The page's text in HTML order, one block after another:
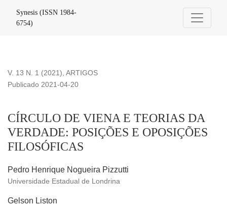
Synesis (ISSN 1984-
6754)
V. 13 N. 1 (2021), ARTIGOS
CÍRCULO DE VIENA E TEORIAS DA
VERDADE: POSIÇÕES E OPOSIÇÕES
FILOSÓFICAS
Publicado 2021-04-20
Pedro Henrique Nogueira Pizzutti
Universidade Estadual de Londrina
Gelson Liston